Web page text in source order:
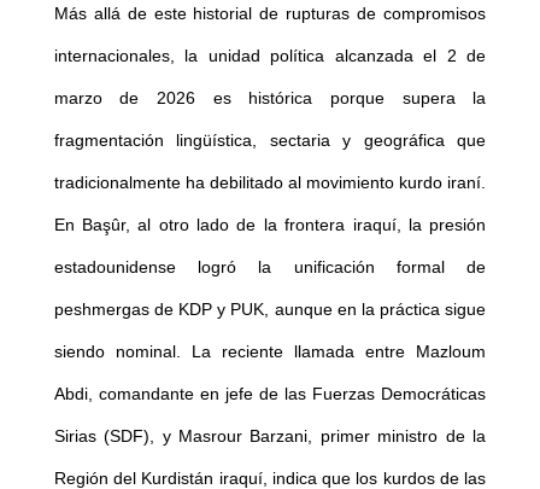
Más allá de este historial de rupturas de compromisos
internacionales, la unidad política alcanzada el 2 de
marzo de 2026 es histórica porque supera la
fragmentación lingüística, sectaria y geográfica que
tradicionalmente ha debilitado al movimiento kurdo iraní.
En Başûr, al otro lado de la frontera iraquí, la presión
estadounidense logró la unificación formal de
peshmergas de KDP y PUK, aunque en la práctica sigue
siendo nominal. La reciente llamada entre Mazloum
Abdi, comandante en jefe de las Fuerzas Democráticas
Sirias (SDF), y Masrour Barzani, primer ministro de la
Región del Kurdistán iraquí, indica que los kurdos de las